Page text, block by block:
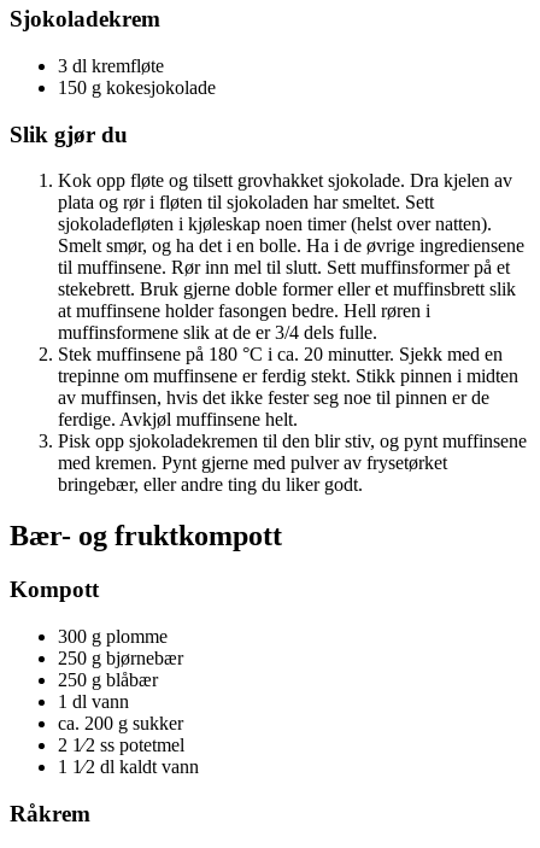
Sjokoladekrem
3 dl kremfløte
150 g kokesjokolade
Slik gjør du
Kok opp fløte og tilsett grovhakket sjokolade. Dra kjelen av
plata og rør i fløten til sjokoladen har smeltet. Sett
sjokoladefløten i kjøleskap noen timer (helst over natten).
Smelt smør, og ha det i en bolle. Ha i de øvrige ingrediensene
til muffinsene. Rør inn mel til slutt. Sett muffinsformer på et
stekebrett. Bruk gjerne doble former eller et muffinsbrett slik
at muffinsene holder fasongen bedre. Hell røren i
muffinsformene slik at de er 3/4 dels fulle.
Stek muffinsene på 180 °C i ca. 20 minutter. Sjekk med en
trepinne om muffinsene er ferdig stekt. Stikk pinnen i midten
av muffinsen, hvis det ikke fester seg noe til pinnen er de
ferdige. Avkjøl muffinsene helt.
Pisk opp sjokoladekremen til den blir stiv, og pynt muffinsene
med kremen. Pynt gjerne med pulver av frysetørket
bringebær, eller andre ting du liker godt.
Bær- og fruktkompott
Kompott
300 g plomme
250 g bjørnebær
250 g blåbær
1 dl vann
ca. 200 g sukker
2 1⁄2 ss potetmel
1 1⁄2 dl kaldt vann
Råkrem